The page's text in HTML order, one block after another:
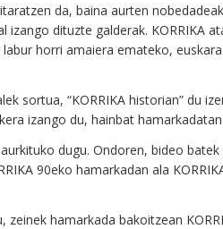
da, baina aurten
dituzte galderak. KORRIKA
horri amaiera emateko,
sortua, “KORRIKA historian” du
izango du, hainbat hamarkadatan.
dugu. Ondoren, bideo
90eko hamarkadan ala
hamarkada bakoitzean